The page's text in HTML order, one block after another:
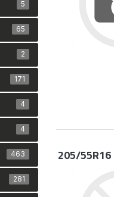
205/55R16
5
65
2
171
4
4
463
281